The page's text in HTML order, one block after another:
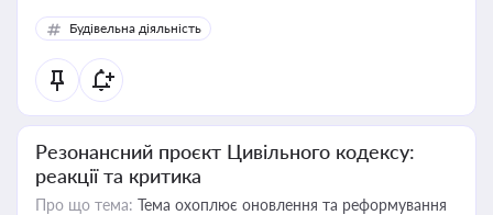
Будівельна діяльність
Резонансний проєкт Цивільного кодексу:
реакції та критика
Про що тема: Тема охоплює оновлення та реформування